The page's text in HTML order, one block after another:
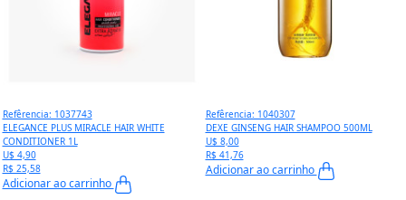
Refêrencia: 1037743
ELEGANCE PLUS MIRACLE HAIR WHITE
CONDITIONER 1L
U$ 4,90
R$ 25,58
Adicionar ao carrinho
Refêrencia: 1040307
DEXE GINSENG HAIR SHAMPOO 500ML
U$ 8,00
R$ 41,76
Adicionar ao carrinho